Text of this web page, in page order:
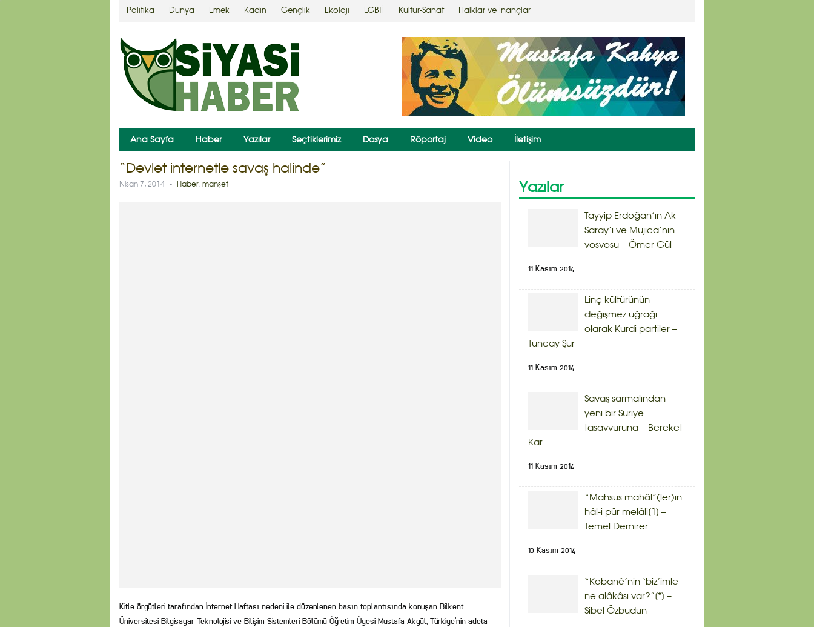
Politika Dünya Emek Kadın Gençlik Ekoloji LGBTİ Kültür-Sanat Halklar ve İnançlar
Ana Sayfa Haber Yazılar Seçtiklerimiz Dosya Röportaj Video İletişim
“Devlet internetle savaş halinde”
Nisan 7, 2014 - Haber, manşet
Kitle örgütleri tarafından İnternet Haftası nedeni ile düzenlenen basın toplantısında konuşan Bilkent
Üniversitesi Bilgisayar Teknolojisi ve Bilişim Sistemleri Bölümü Öğretim Üyesi Mustafa Akgül, Türkiye’nin adeta
Yazılar
Tayyip Erdoğan’ın Ak
Saray’ı ve Mujica’nın
vosvosu – Ömer Gül
11 Kasım 2014
Linç kültürünün
değişmez uğrağı
olarak Kurdi partiler –
Tuncay Şur
11 Kasım 2014
Savaş sarmalından
yeni bir Suriye
tasavvuruna – Bereket
Kar
11 Kasım 2014
“Mahsus mahâl”(ler)in
hâl-i pür melâli[1] –
Temel Demirer
10 Kasım 2014
“Kobanê’nin ‘biz’imle
ne alâkâsı var?”[*] –
Sibel Özbudun